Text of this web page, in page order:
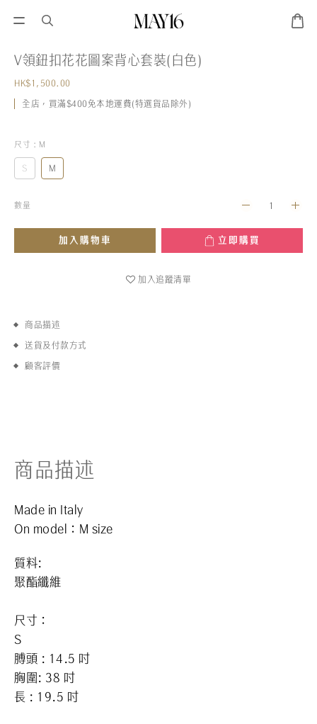
V領鈕扣花花圖案背心套裝(白色)
HK$1,500.00
全店，買滿$400免本地運費(特選貨品除外)
尺寸 : M
S M
數量
加入購物車 立即購買
加入追蹤清單
商品描述
送貨及付款方式
顧客評價
商品描述
Made in Italy
On model ：M size
質料:
聚酯纖維
尺寸：
S
膊頭 : 14.5 吋
胸圍: 38 吋
長 : 19.5 吋